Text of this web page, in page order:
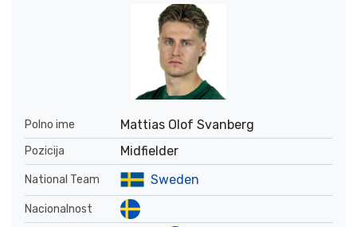
Polno ime Mattias Olof Svanberg
Pozicija Midfielder
National Team Sweden
Nacionalnost